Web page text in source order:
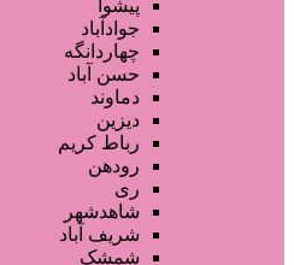
خدمات دندانپزشکی
ماساژ و اسپا
خدمات لیزر و رفع موهای زائد
کلینیک های زیبایی پزشکی
آرایش دائم
سایر خدمات
پیشوا
جوادآباد
چهاردانگه
حسن آباد
دماوند
دیزین
رباط کریم
رودهن
ری
شاهدشهر
شریف آباد
شمشک